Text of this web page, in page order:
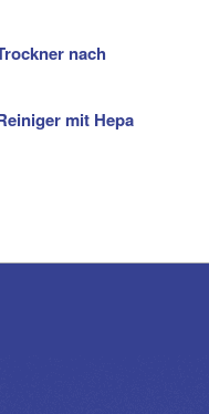
nach
mit Hepa